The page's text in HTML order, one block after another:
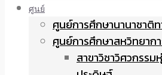
ศูนย์
ศูนย์การศึกษานานาชาติ
ศูนย์การศึกษาสหวิทยาก
สาขาวิชาวิศวกรร